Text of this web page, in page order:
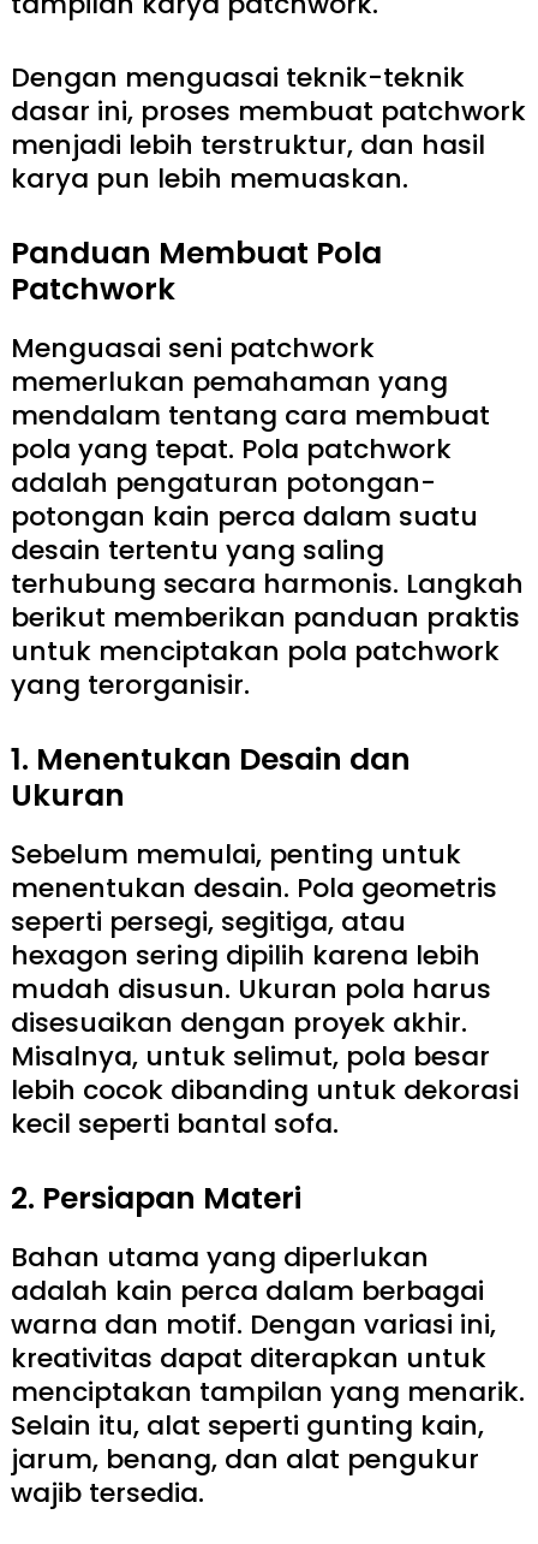
Dengan menguasai teknik-teknik
dasar ini, proses membuat patchwork
menjadi lebih terstruktur, dan hasil
karya pun lebih memuaskan.
Panduan Membuat Pola
Patchwork
Menguasai seni patchwork
memerlukan pemahaman yang
mendalam tentang cara membuat
pola yang tepat. Pola patchwork
adalah pengaturan potongan-
potongan kain perca dalam suatu
desain tertentu yang saling
terhubung secara harmonis. Langkah
berikut memberikan panduan praktis
untuk menciptakan pola patchwork
yang terorganisir.
1. Menentukan Desain dan
Ukuran
Sebelum memulai, penting untuk
menentukan desain. Pola geometris
seperti persegi, segitiga, atau
hexagon sering dipilih karena lebih
mudah disusun. Ukuran pola harus
disesuaikan dengan proyek akhir.
Misalnya, untuk selimut, pola besar
lebih cocok dibanding untuk dekorasi
kecil seperti bantal sofa.
2. Persiapan Materi
Bahan utama yang diperlukan
adalah kain perca dalam berbagai
warna dan motif. Dengan variasi ini,
kreativitas dapat diterapkan untuk
menciptakan tampilan yang menarik.
Selain itu, alat seperti gunting kain,
jarum, benang, dan alat pengukur
wajib tersedia.